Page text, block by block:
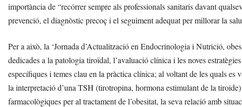
importància de “recórrer sempre als professionals sanitaris davant
prevenció, el diagnòstic precoç i el seguiment adequat per millorar la
Per a això, la ‘Jornada d’Actualització en Endocrinologia i Nutrició,
dedicades a la patologia tiroïdal, l’avaluació clínica i les noves
específiques i temes clau en la pràctica clínica; al voltant de les quals es
la interpretació d’una TSH (tirotropina, hormona estimulant de la
farmacològiques per al tractament de l’obesitat, la seva relació amb